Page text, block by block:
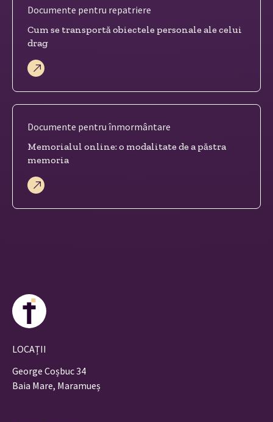
Documente pentru repatriere
Cum se transportă obiectele personale ale celui
drag
Documente pentru înmormântare
Memorialul online: o modalitate de a păstra
memoria
LOCAȚII
George Coșbuc 34
Baia Mare, Maramueș